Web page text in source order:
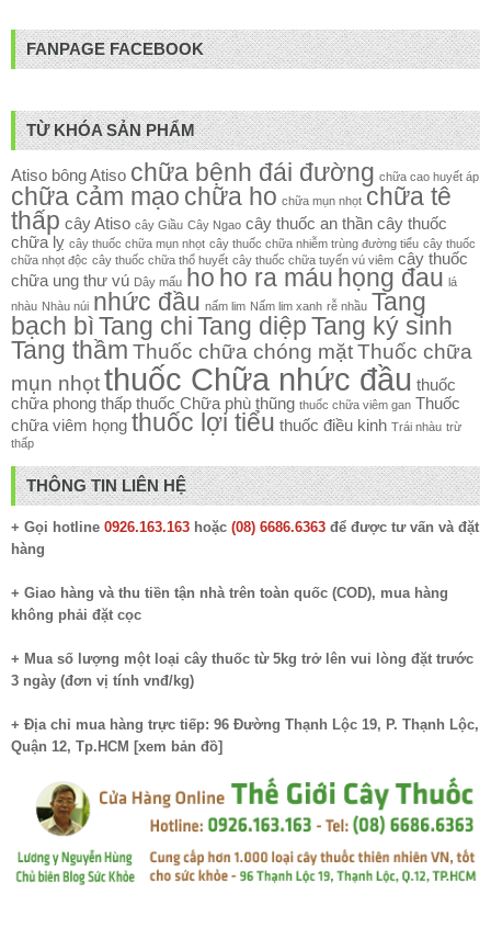
FANPAGE FACEBOOK
TỪ KHÓA SẢN PHẨM
Atiso bông Atiso chữa bệnh đái đường chữa cao huyết áp
chữa cảm mạo chữa ho chữa mụn nhọt chữa tê
thấp cây Atiso cây Giầu Cây Ngao cây thuốc an thần cây thuốc
chữa lỵ cây thuốc chữa mụn nhọt cây thuốc chữa nhiễm trùng đường tiểu cây thuốc
chữa nhọt độc cây thuốc chữa thổ huyết cây thuốc chữa tuyến vú viêm cây thuốc
chữa ung thư vú Dây mấu ho ho ra máu họng đau lá
nhàu Nhàu núi nhức đầu nấm lim Nấm lim xanh rễ nhầu Tang
bạch bì Tang chi Tang diệp Tang ký sinh
Tang thầm Thuốc chữa chóng mặtThuốc chữa
mụn nhọtthuốc Chữa nhức đầu thuốc
chữa phong thấp thuốc Chữa phù thũng thuốc chữa viêm gan Thuốc
chữa viêm họng thuốc lợi tiểu thuốc điều kinh Trái nhàu trừ
thấp
THÔNG TIN LIÊN HỆ
+ Gọi hotline 0926.163.163 hoặc (08) 6686.6363 để được tư vấn và đặt
hàng
+ Giao hàng và thu tiền tận nhà trên toàn quốc (COD), mua hàng
không phải đặt cọc
+ Mua số lượng một loại cây thuốc từ 5kg trở lên vui lòng đặt trước
3 ngày (đơn vị tính vnđ/kg)
+ Địa chỉ mua hàng trực tiếp: 96 Đường Thạnh Lộc 19, P. Thạnh Lộc,
Quận 12, Tp.HCM [xem bản đồ]